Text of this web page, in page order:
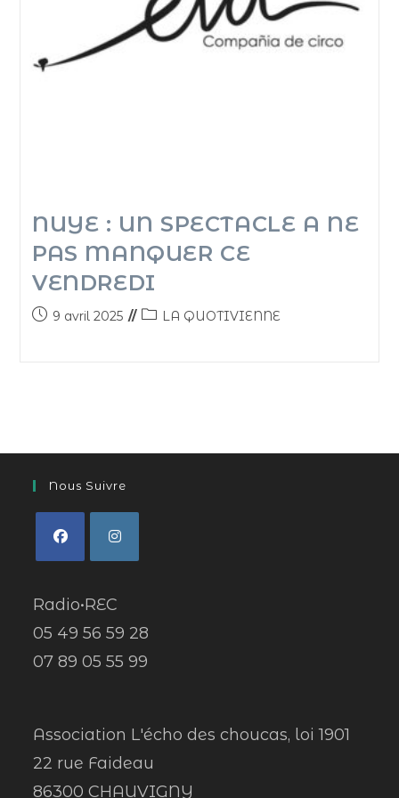
NUYE : UN SPECTACLE A NE
PAS MANQUER CE
VENDREDI
9 avril 2025 LA QUOTIVIENNE
Nous Suivre
Radio•REC
05 49 56 59 28
07 89 05 55 99
Association L'écho des choucas, loi 1901
22 rue Faideau
86300 CHAUVIGNY